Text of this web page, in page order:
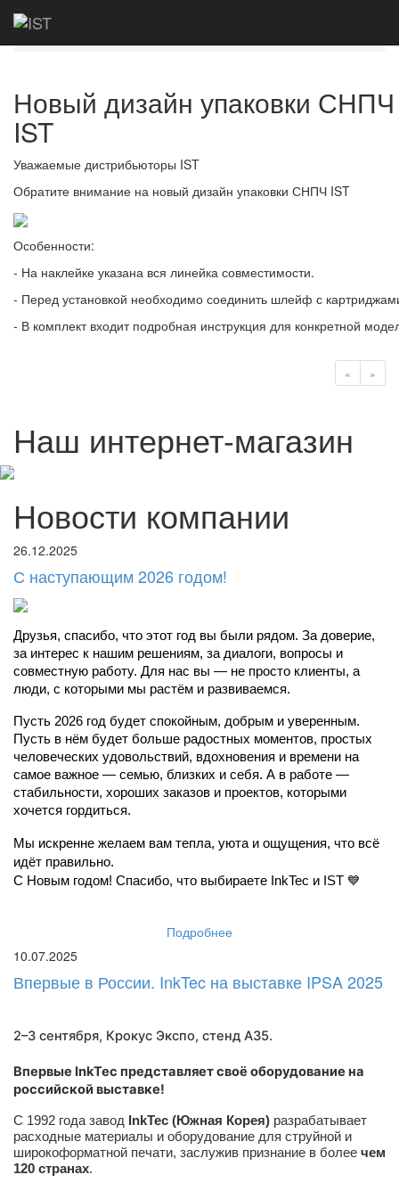
Главная
Новый дизайн упаковки СНПЧ
IST
Уважаемые дистрибьюторы IST
Обратите внимание на новый дизайн упаковки СНПЧ IST
Особенности:
- На наклейке указана вся линейка совместимости.
- Перед установкой необходимо соединить шлейф с
- В комплект входит подробная инструкция для конкретной
« »
Наш интернет-магазин
Новости компании
26.12.2025
С наступающим 2026 годом!
Друзья, спасибо, что этот год вы были рядом. За доверие,
за интерес к нашим решениям, за диалоги, вопросы и
совместную работу. Для нас вы — не просто клиенты, а
люди, с которыми мы растём и развиваемся.
Пусть 2026 год будет спокойным, добрым и уверенным.
Пусть в нём будет больше радостных моментов, простых
человеческих удовольствий, вдохновения и времени на
самое важное — семью, близких и себя. А в работе —
стабильности, хороших заказов и проектов, которыми
хочется гордиться.
Мы искренне желаем вам тепла, уюта и ощущения, что всё
идёт правильно.
С Новым годом! Спасибо, что выбираете InkTec и IST 💙
Подробнее
10.07.2025
Впервые в России. InkTec на выставке IPSA 2025
2–3 сентября, Крокус Экспо, стенд A35.
Впервые InkTec представляет своё оборудование на
российской выставке!
С 1992 года завод InkTec (Южная Корея) разрабатывает
расходные материалы и оборудование для струйной и
широкоформатной печати, заслужив признание в более чем
120 странах.